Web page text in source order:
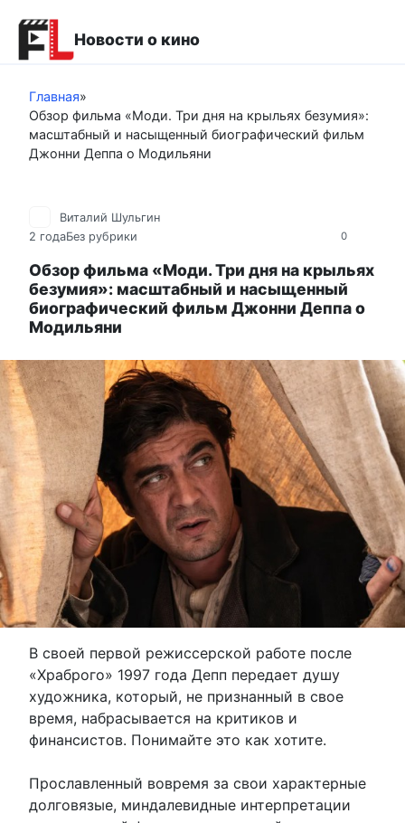
контенту
Новости о кино
Главная»
Обзор фильма «Моди. Три дня на крыльях безумия»:
масштабный и насыщенный биографический фильм
Джонни Деппа о Модильяни
0
Виталий Шульгин
2 годаБез рубрики
Обзор фильма «Моди. Три дня на крыльях
безумия»: масштабный и насыщенный
биографический фильм Джонни Деппа о
Модильяни
В своей первой режиссерской работе после
«Храброго» 1997 года Депп передает душу
художника, который, не признанный в свое
время, набрасывается на критиков и
финансистов. Понимайте это как хотите.
Прославленный вовремя за свои характерные
долговязые, миндалевидные интерпретации